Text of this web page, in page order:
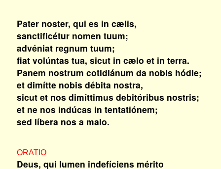
Pater noster, qui es in cælis,
sanctificétur nomen tuum;
advéniat regnum tuum;
fiat volúntas tua, sicut in cælo et in terra.
Panem nostrum cotidiánum da nobis hódie;
et dimítte nobis débita nostra,
sicut et nos dimíttimus debitóribus nostris;
et ne nos indúcas in tentatiónem;
sed líbera nos a malo.
ORATIO
Deus, qui lumen indefíciens mérito